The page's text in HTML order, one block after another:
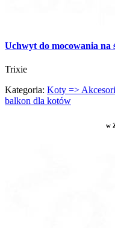
Uchwyt do mocowania na
Trixie
Kategoria: Koty =>
balkon dla kotów
w